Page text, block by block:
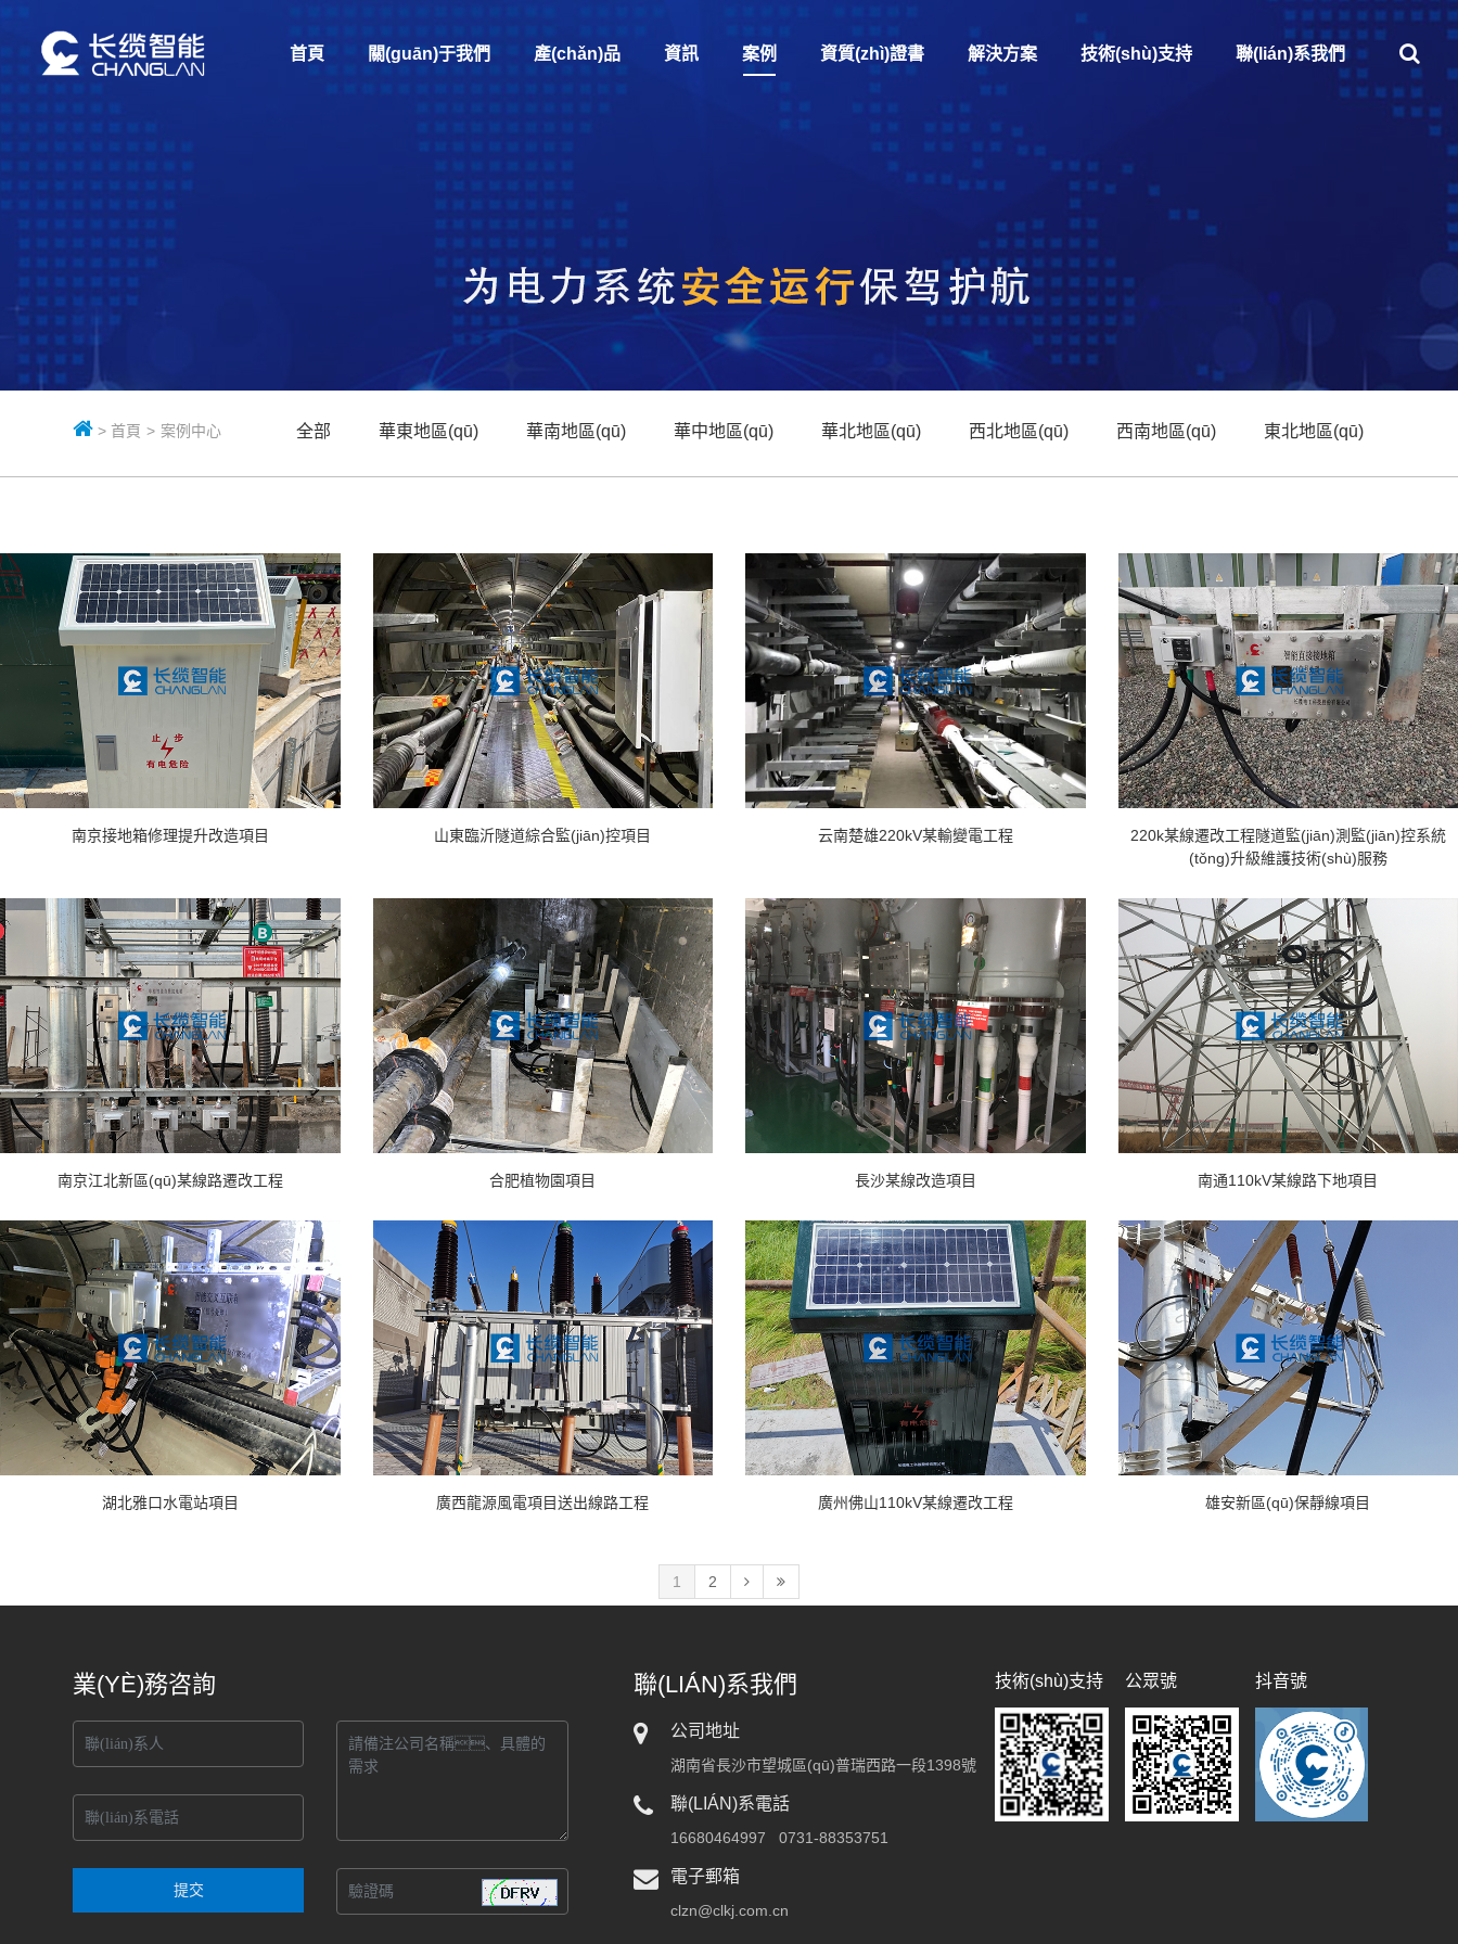
首頁 關(guān)于我們 產(chǎn)品 資訊 案例 資質(zhì)證書 解決方案 技術(shù)支持 聯(lián)系我們
>首頁 > 案例中心 全部 華東地區(qū) 華南地區(qū) 華中地區(qū) 華北地區(qū) 西北地區(qū) 西南地區(qū) 東北地區(qū)
南京接地箱修理提升改造項目 山東臨沂隧道綜合監(jiān)控項目 云南楚雄220kV某輸變電工程
220k某線遷改工程隧道監(jiān)測監(jiān)控系統
(tǒng)升級維護技術(shù)服務
南京江北新區(qū)某線路遷改工程 合肥植物園項目 長沙某線改造項目 南通110kV某線路下地項目
湖北雅口水電站項目 廣西龍源風電項目送出線路工程 廣州佛山110kV某線遷改工程 雄安新區(qū)保靜線項目
1 2
業(YÈ)務咨詢
提交
聯(LIÁN)系我們
公司地址
湖南省長沙市望城區(qū)普瑞西路一段1398號
聯(LIÁN)系電話
16680464997 0731-88353751
電子郵箱
clzn@clkj.com.cn
技術(shù)支持 公眾號 抖音號